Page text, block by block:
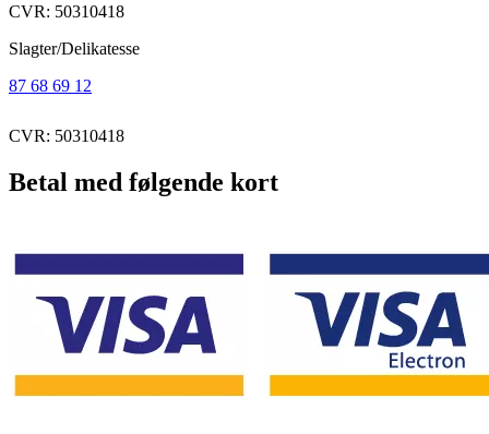
CVR: 50310418
Slagter/Delikatesse
87 68 69 12
CVR: 50310418
Betal med følgende kort